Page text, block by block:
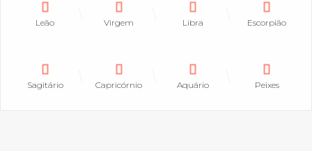
Leão Virgem Libra Escorpião
Sagitário Capricórnio Aquário Peixes